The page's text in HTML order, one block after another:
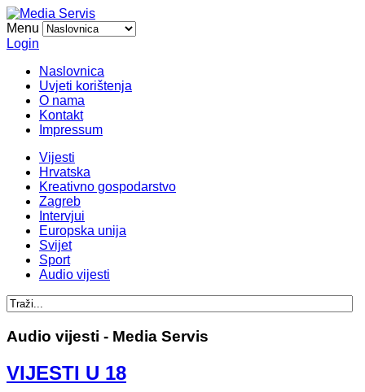
Menu
Login
Naslovnica
Uvjeti korištenja
O nama
Kontakt
Impressum
Vijesti
Hrvatska
Kreativno gospodarstvo
Zagreb
Intervjui
Europska unija
Svijet
Sport
Audio vijesti
Audio vijesti - Media Servis
VIJESTI U 18